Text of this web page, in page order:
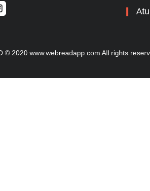
© 2020 www.webreadapp.com All rights